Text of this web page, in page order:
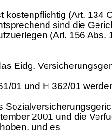
kostenpflichtig (Art. 134
sind die
(Art. 156 Abs.
Eidg.
01 und H 362/01
2001 und die
und es